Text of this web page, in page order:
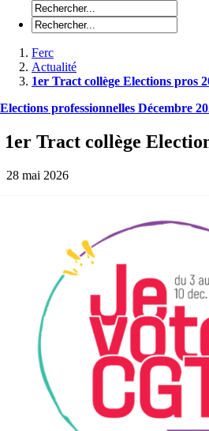
Ferc
Actualité
1er Tract collège Elections pros
Elections professionnelles Décembre
1er Tract collège
28 mai 2026